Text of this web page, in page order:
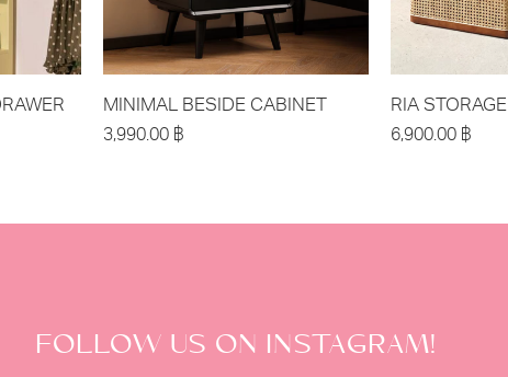
MINIMAL BESIDE CABINET
3,990.00 ฿
RIA STORAGE
6,900.00 ฿
FOLLOW US ON INSTAGRAM!